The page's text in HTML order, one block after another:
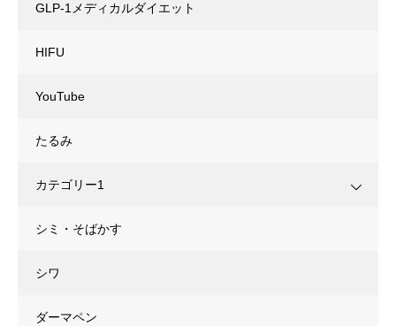
GLP-1メディカルダイエット
HIFU
YouTube
たるみ
カテゴリー1
シミ・そばかす
シワ
ダーマペン